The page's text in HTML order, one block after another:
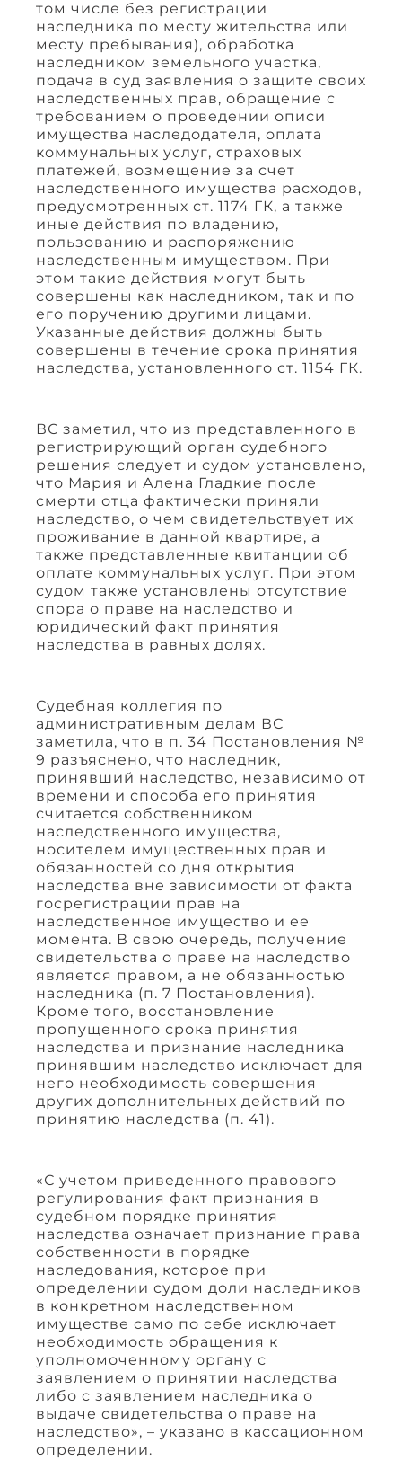
том числе без регистрации
наследника по месту жительства или
месту пребывания), обработка
наследником земельного участка,
подача в суд заявления о защите своих
наследственных прав, обращение с
требованием о проведении описи
имущества наследодателя, оплата
коммунальных услуг, страховых
платежей, возмещение за счет
наследственного имущества расходов,
предусмотренных ст. 1174 ГК, а также
иные действия по владению,
пользованию и распоряжению
наследственным имуществом. При
этом такие действия могут быть
совершены как наследником, так и по
его поручению другими лицами.
Указанные действия должны быть
совершены в течение срока принятия
наследства, установленного ст. 1154 ГК.
ВС заметил, что из представленного в
регистрирующий орган судебного
решения следует и судом установлено,
что Мария и Алена Гладкие после
смерти отца фактически приняли
наследство, о чем свидетельствует их
проживание в данной квартире, а
также представленные квитанции об
оплате коммунальных услуг. При этом
судом также установлены отсутствие
спора о праве на наследство и
юридический факт принятия
наследства в равных долях.
Судебная коллегия по
административным делам ВС
заметила, что в п. 34 Постановления №
9 разъяснено, что наследник,
принявший наследство, независимо от
времени и способа его принятия
считается собственником
наследственного имущества,
носителем имущественных прав и
обязанностей со дня открытия
наследства вне зависимости от факта
госрегистрации прав на
наследственное имущество и ее
момента. В свою очередь, получение
свидетельства о праве на наследство
является правом, а не обязанностью
наследника (п. 7 Постановления).
Кроме того, восстановление
пропущенного срока принятия
наследства и признание наследника
принявшим наследство исключает для
него необходимость совершения
других дополнительных действий по
принятию наследства (п. 41).
«С учетом приведенного правового
регулирования факт признания в
судебном порядке принятия
наследства означает признание права
собственности в порядке
наследования, которое при
определении судом доли наследников
в конкретном наследственном
имуществе само по себе исключает
необходимость обращения к
уполномоченному органу с
заявлением о принятии наследства
либо с заявлением наследника о
выдаче свидетельства о праве на
наследство», – указано в кассационном
определении.